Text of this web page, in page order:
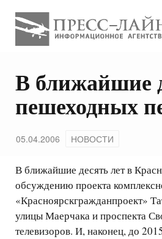
В ближайшие
пешеходных
05.04.2006 НОВОСТИ
В ближайшие десять лет в
обсуждению проекта
«Красноярскгражданпроект»
улицы Маерчака и проспекта
телевизоров. И, наконец, до